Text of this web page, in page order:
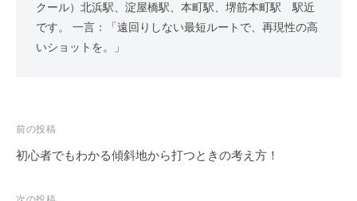
クール）北浜駅、淀屋橋駅、本町駅、堺筋本町駅 駅近
です。 一言：「遠回りしない最短ルートで、再現性の高
いショットを。」
投
稿
前の投稿
初心者でもわかる傾斜地から打つときの考え方！